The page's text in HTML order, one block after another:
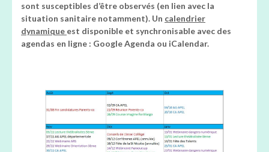
sont susceptibles d’être observés (en lien avec la
situation sanitaire notamment). Un calendrier
dynamique est disponible et synchronisable avec des
agendas en ligne : Google Agenda ou iCalendar.